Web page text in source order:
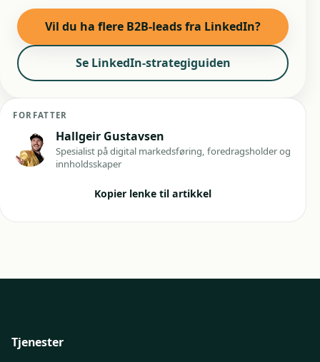
Vil du ha flere B2B-leads fra LinkedIn?
Se LinkedIn-strategiguiden
FORFATTER
Hallgeir Gustavsen
Spesialist på digital markedsføring, foredragsholder og
innholdsskaper
Kopier lenke til artikkel
Tjenester